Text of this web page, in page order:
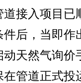
接入项目已
件后，当即作
天然气询价
管道正式投